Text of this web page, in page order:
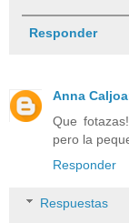
Responder
Anna
Que
pero la
Responder
Respuestas